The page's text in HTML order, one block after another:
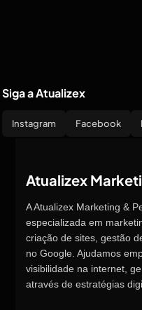
Siga a Atualizex
Instagram Facebook
Atualizex
A Atualizex Marketing &
especializada em
criação de sites, gestão
no Google. Ajudamos
visibilidade na internet,
através de estratégias